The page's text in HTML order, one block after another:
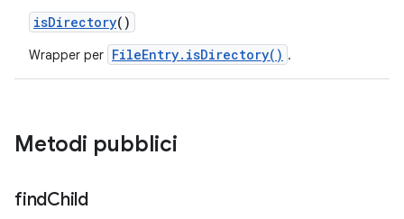
isDirectory()
Wrapper per FileEntry.isDirectory() .
Metodi pubblici
findChild